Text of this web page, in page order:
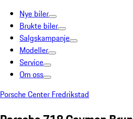
Nye biler
Brukte biler
Salgskampanje
Modeller
Service
Om oss
Porsche Center Fredrikstad